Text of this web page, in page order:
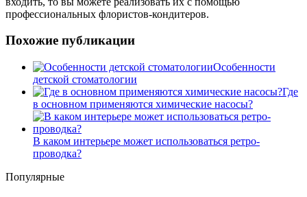
профессиональных флористов-кондитеров.
Похожие публикации
Особенности
детской стоматологии
Где
в основном применяются химические насосы?
В каком интерьере может использоваться ретро-
проводка?
Популярные